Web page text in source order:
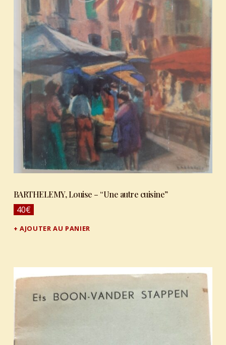
BARTHELEMY, Louise – “Une autre cuisine”
40€
AJOUTER AU PANIER